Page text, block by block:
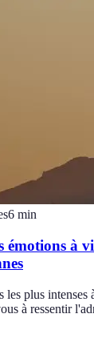
6 min
émotions à
les plus intenses
à ressentir